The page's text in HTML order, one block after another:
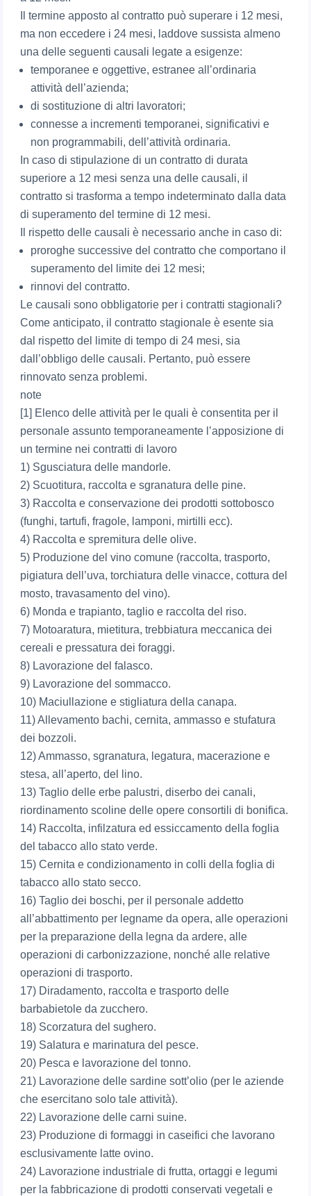
Il termine apposto al contratto può superare i 12 mesi,
ma non eccedere i 24 mesi, laddove sussista almeno
una delle seguenti causali legate a esigenze:
temporanee e oggettive, estranee all’ordinaria
attività dell’azienda;
di sostituzione di altri lavoratori;
connesse a incrementi temporanei, significativi e
non programmabili, dell’attività ordinaria.
In caso di stipulazione di un contratto di durata
superiore a 12 mesi senza una delle causali, il
contratto si trasforma a tempo indeterminato dalla data
di superamento del termine di 12 mesi.
Il rispetto delle causali è necessario anche in caso di:
proroghe successive del contratto che comportano il
superamento del limite dei 12 mesi;
rinnovi del contratto.
Le causali sono obbligatorie per i contratti stagionali?
Come anticipato, il contratto stagionale è esente sia
dal rispetto del limite di tempo di 24 mesi, sia
dall’obbligo delle causali. Pertanto, può essere
rinnovato senza problemi.
note
[1] Elenco delle attività per le quali è consentita per il
personale assunto temporaneamente l’apposizione di
un termine nei contratti di lavoro
1) Sgusciatura delle mandorle.
2) Scuotitura, raccolta e sgranatura delle pine.
3) Raccolta e conservazione dei prodotti sottobosco
(funghi, tartufi, fragole, lamponi, mirtilli ecc).
4) Raccolta e spremitura delle olive.
5) Produzione del vino comune (raccolta, trasporto,
pigiatura dell’uva, torchiatura delle vinacce, cottura del
mosto, travasamento del vino).
6) Monda e trapianto, taglio e raccolta del riso.
7) Motoaratura, mietitura, trebbiatura meccanica dei
cereali e pressatura dei foraggi.
8) Lavorazione del falasco.
9) Lavorazione del sommacco.
10) Maciullazione e stigliatura della canapa.
11) Allevamento bachi, cernita, ammasso e stufatura
dei bozzoli.
12) Ammasso, sgranatura, legatura, macerazione e
stesa, all’aperto, del lino.
13) Taglio delle erbe palustri, diserbo dei canali,
riordinamento scoline delle opere consortili di bonifica.
14) Raccolta, infilzatura ed essiccamento della foglia
del tabacco allo stato verde.
15) Cernita e condizionamento in colli della foglia di
tabacco allo stato secco.
16) Taglio dei boschi, per il personale addetto
all’abbattimento per legname da opera, alle operazioni
per la preparazione della legna da ardere, alle
operazioni di carbonizzazione, nonché alle relative
operazioni di trasporto.
17) Diradamento, raccolta e trasporto delle
barbabietole da zucchero.
18) Scorzatura del sughero.
19) Salatura e marinatura del pesce.
20) Pesca e lavorazione del tonno.
21) Lavorazione delle sardine sott’olio (per le aziende
che esercitano solo tale attività).
22) Lavorazione delle carni suine.
23) Produzione di formaggi in caseifici che lavorano
esclusivamente latte ovino.
24) Lavorazione industriale di frutta, ortaggi e legumi
per la fabbricazione di prodotti conservati vegetali e